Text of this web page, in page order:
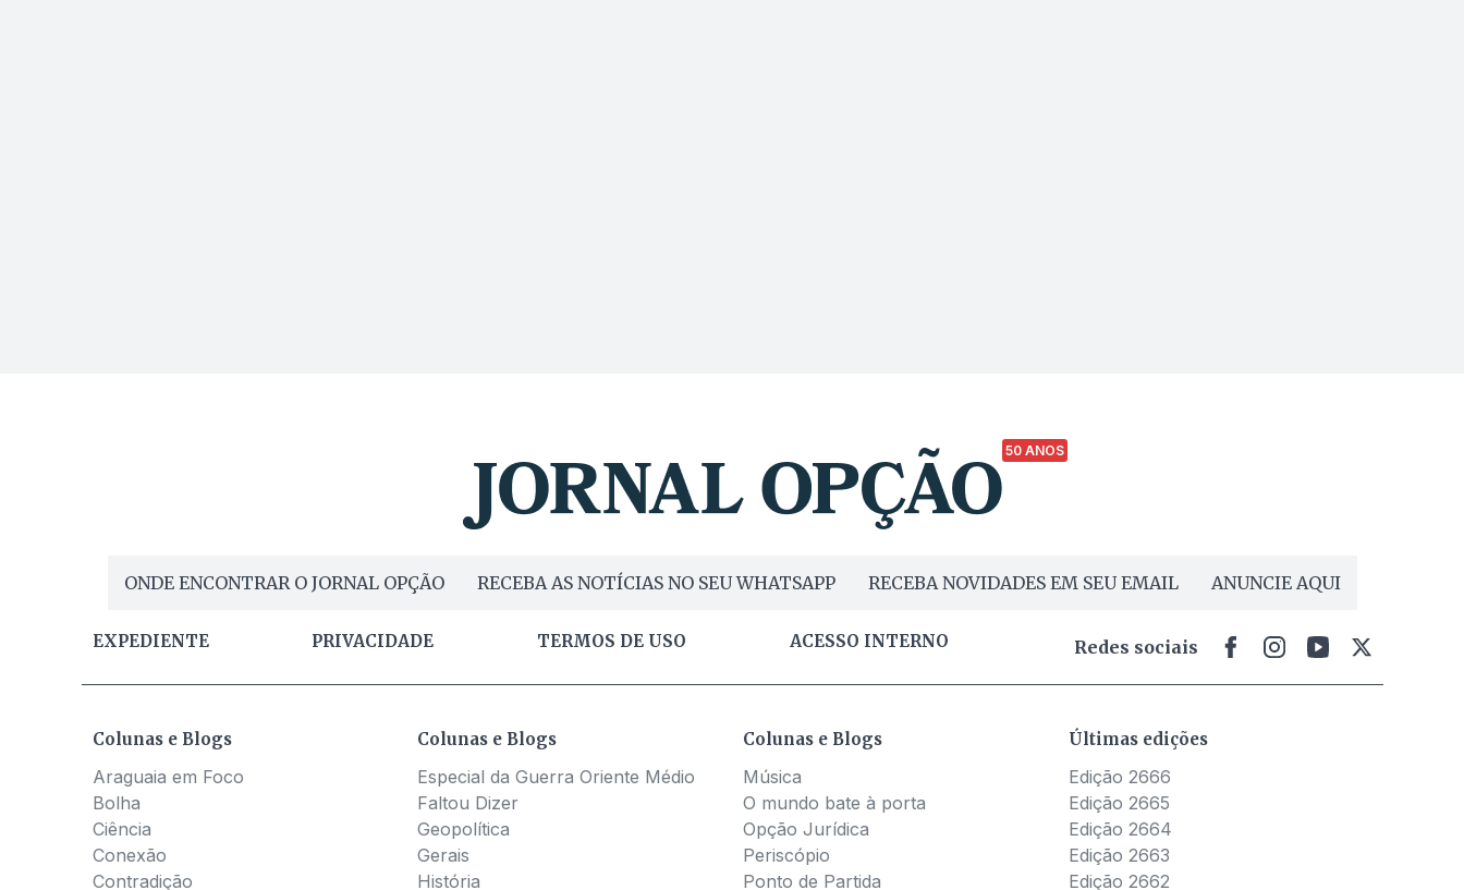
50 ANOS
ONDE ENCONTRAR O JORNAL OPÇÃO RECEBA AS NOTÍCIAS NO SEU WHATSAPP RECEBA NOVIDADES EM SEU EMAIL ANUNCIE AQUI
EXPEDIENTE PRIVACIDADE TERMOS DE USO ACESSO INTERNO Redes sociais
Colunas e Blogs
Araguaia em Foco
Bolha
Ciência
Conexão
Contradição
Colunas e Blogs
Especial da Guerra Oriente Médio
Faltou Dizer
Geopolítica
Gerais
História
Colunas e Blogs
Música
O mundo bate à porta
Opção Jurídica
Periscópio
Ponto de Partida
Últimas edições
Edição 2666
Edição 2665
Edição 2664
Edição 2663
Edição 2662